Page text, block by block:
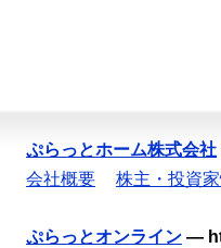
ぷらっとホーム株式会社
会社概要
株主・投資
ぷらっとオンライン —